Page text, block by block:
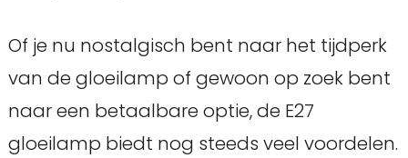
Of je nu nostalgisch bent naar het tijdperk
van de gloeilamp of gewoon op zoek bent
naar een betaalbare optie, de E27
gloeilamp biedt nog steeds veel voordelen.